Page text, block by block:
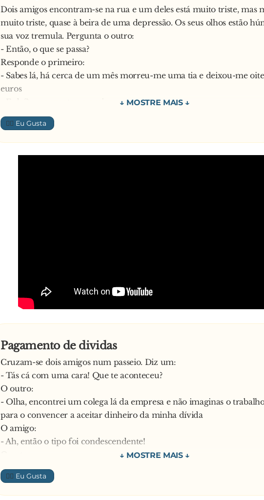
Dois amigos encontram-se na rua e um deles está muito triste, mas
muito triste, quase à beira de uma depressão. Os seus olhos estão
sua voz tremula. Pergunta o outro:
- Então, o que se passa?
Responde o primeiro:
- Sabes lá, há cerca de um mês morreu-me uma tia e deixou-me
euros
Continua o primeiro:
- Uma semana mais tarde morre-me um primo no Canadá e deixa-
milhão de dólares em testamento
- Sim – pede o amigo para ele continuar a desabafar.
Explica o primeiro:
- É que esta semana está a chegar ao fim e ainda não morreu
👍🏼
Pagamento de dividas
Cruzam-se dois amigos num passeio. Diz um:
- Tás cá com uma cara! Que te aconteceu?
O outro:
- Olha, encontrei um colega lá da empresa e não imaginas o
para o convencer a aceitar dinheiro da minha dívida
O amigo:
- Ah, então o tipo foi condescendente!
- Não, não é isso! O que ele queria é que eu lhe pagasse tudo de uma
—👍🏼